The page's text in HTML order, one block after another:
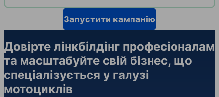
Запустити кампанію
Довірте лінкбілдінг професіоналам
та масштабуйте свій бізнес, що
спеціалізується у галузі
мотоциклів